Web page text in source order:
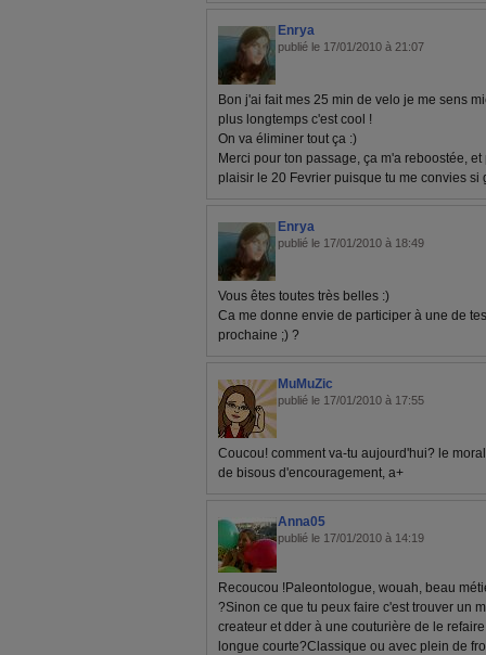
Enrya
publié le 17/01/2010 à 21:07
Bon j'ai fait mes 25 min de velo je me sens
plus longtemps c'est cool !
On va éliminer tout ça :)
Merci pour ton passage, ça m'a reboostée,
plaisir le 20 Fevrier puisque tu me convies si
Enrya
publié le 17/01/2010 à 18:49
Vous êtes toutes très belles :)
Ca me donne envie de participer à une de
prochaine ;) ?
MuMuZic
publié le 17/01/2010 à 17:55
Coucou! comment va-tu aujourd'hui? le
de bisous d'encouragement, a+
Anna05
publié le 17/01/2010 à 14:19
Recoucou !Paleontologue, wouah, beau
?Sinon ce que tu peux faire c'est trouver un
createur et dder à une couturière de le
longue courte?Classique ou avec plein de